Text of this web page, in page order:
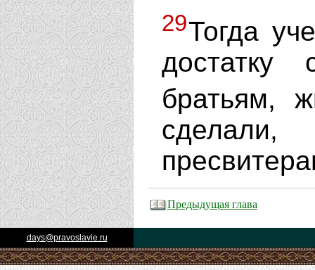
29Тогда
достатку
братьям,
Предыдущая глава
days@pravoslavie.ru